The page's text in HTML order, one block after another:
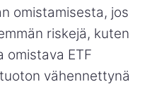
omistamisesta, jos
riskejä, kuten
omistava ETF
vähennettynä